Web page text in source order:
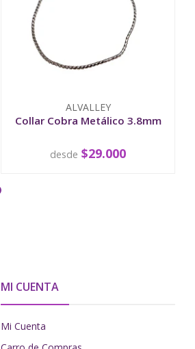
ALVALLEY
Collar Cobra Metálico 3.8mm
VER OPCIONES
desde $29.000
MI CUENTA
Mi Cuenta